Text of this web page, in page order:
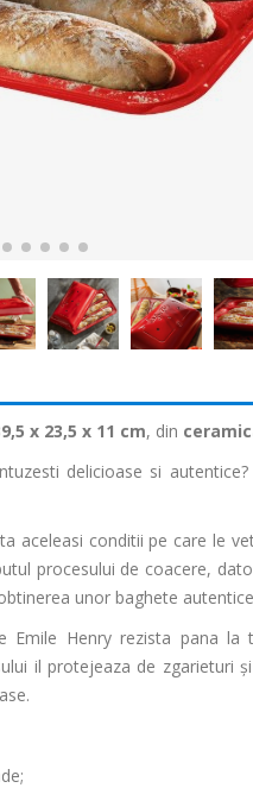
x 23,5 x 11 cm, din
delicioase si
aceleasi conditii pe care le
procesului de coacere,
unor baghete
Emile Henry rezista pana la
il protejeaza de